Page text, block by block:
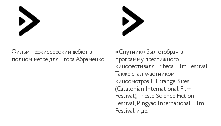
Фильм - режиссерский дебют в
полном метре для Егора Абраменко.
«Спутник» был отобран в
программу престижного
кинофестиваля Tribeca Film Festival.
Также стал участником
киносмотров L’Etrange, Sites
(Catalonian International Film
Festival), Trieste Science Fiction
Festival, Pingyao International Film
Festival и др.